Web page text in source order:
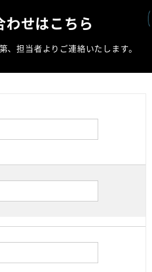
わせはこちら
、担当者よりご連絡いたします。